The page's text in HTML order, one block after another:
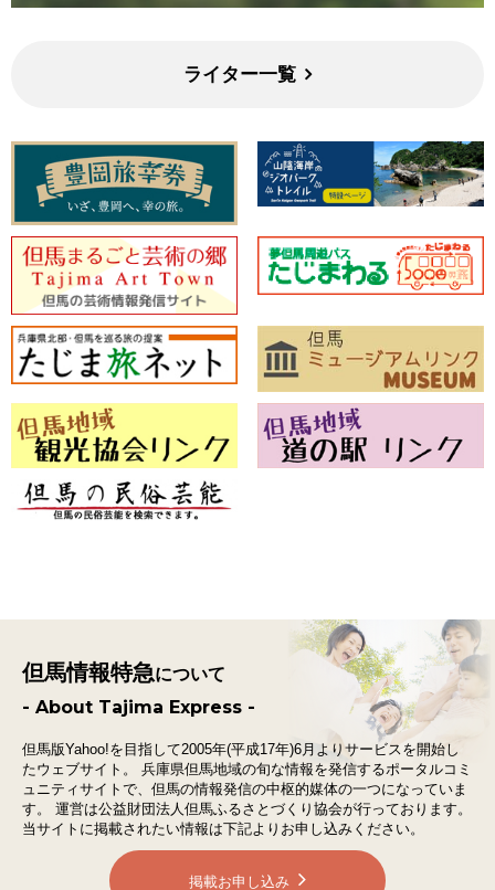
ライター一覧
但馬情報特急について
- About Tajima Express -
但馬版Yahoo!を目指して2005年(平成17年)6月よりサービスを開始し
たウェブサイト。
兵庫県但馬地域の旬な情報を発信するポータルコミ
ュニティサイトで、 但馬の情報発信の中枢的媒体の一つになっていま
す。
運営は公益財団法人但馬ふるさとづくり協会が行っております。
当サイトに掲載されたい情報は下記よりお申し込みください。
掲載お申し込み